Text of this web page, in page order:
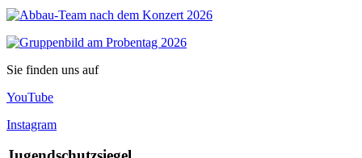
Sie finden uns auf
YouTube
Instagram